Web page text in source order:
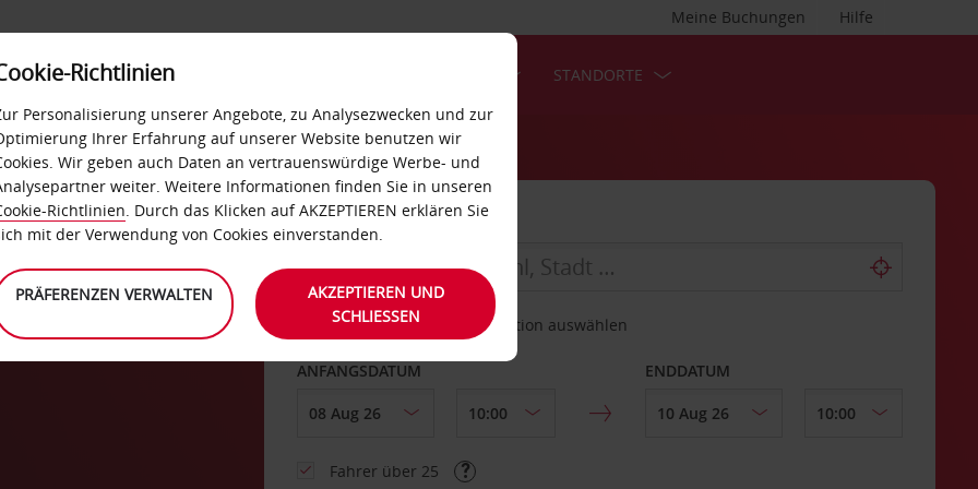
Hilfe
Meine Buchungen
LOYALTY SELF-SERVICES STANDORTE
ABHOLEN VON
Eine andere Rückgabestation auswählen
ANFANGSDATUM ENDDATUM
Fahrer über 25
Richtlinien
Personalisierung unserer Angebote, zu Analysezwecken und zur
Ihrer Erfahrung auf unserer Website benutzen wir
Wir geben auch Daten an vertrauenswürdige Werbe- und
weiter. Weitere Informationen finden Sie in unseren
Richtlinien. Durch das Klicken auf AKZEPTIEREN erklären Sie
mit der Verwendung von Cookies einverstanden.
PRÄFERENZEN VERWALTEN
AKZEPTIEREN UND
SCHLIESSEN